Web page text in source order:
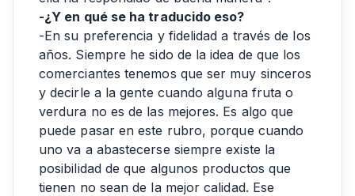
-¿Y en qué se ha traducido eso?
-En su preferencia y fidelidad a través de los
años. Siempre he sido de la idea de que los
comerciantes tenemos que ser muy sinceros
y decirle a la gente cuando alguna fruta o
verdura no es de las mejores. Es algo que
puede pasar en este rubro, porque cuando
uno va a abastecerse siempre existe la
posibilidad de que algunos productos que
tienen no sean de la mejor calidad. Ese